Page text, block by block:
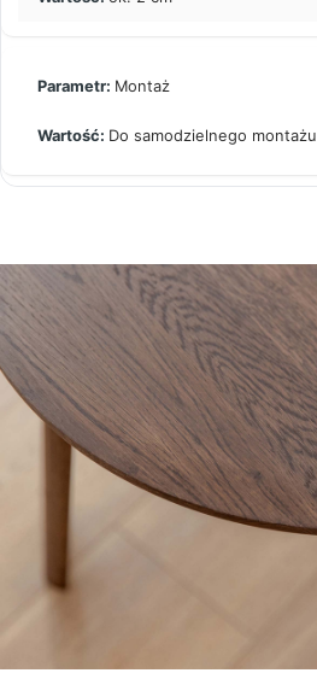
Montaż
Do samodzielnego montażu